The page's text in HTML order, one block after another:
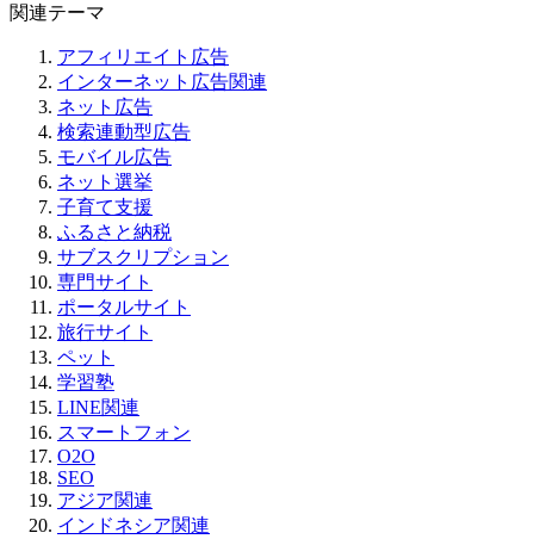
関連テーマ
アフィリエイト広告
インターネット広告関連
ネット広告
検索連動型広告
モバイル広告
ネット選挙
子育て支援
ふるさと納税
サブスクリプション
専門サイト
ポータルサイト
旅行サイト
ペット
学習塾
LINE関連
スマートフォン
O2O
SEO
アジア関連
インドネシア関連